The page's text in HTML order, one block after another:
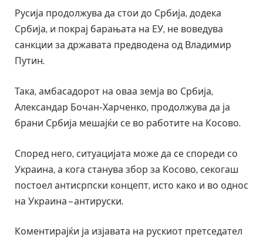
Русија продолжува да стои до Србија, додека
Србија, и покрај барањата на ЕУ, не воведува
санкции за државата предводена од Владимир
Путин.
Така, амбасадорот на оваа земја во Србија,
Александар Бочан-Харченко, продолжува да ја
брани Србија мешајќи се во работите на Косово.
Според него, ситуацијата може да се спореди со
Украина, а кога станува збор за Косово, секогаш
постоел антисрпски концепт, исто како и во однос
на Украина – антируски.
Коментирајќи ја изјавата на рускиот претседател